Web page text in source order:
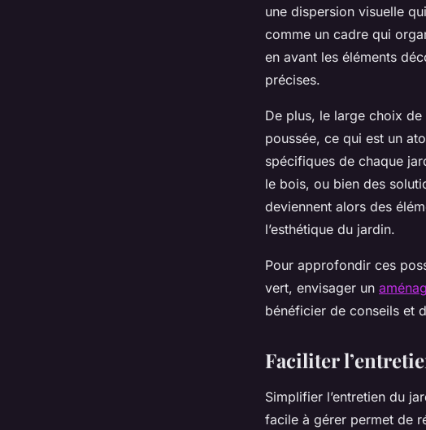
une dispersion visuelle
comme un cadre qui
en avant les éléments
précises.
De plus, le large choix
poussée, ce qui est un
spécifiques de chaque
le bois, ou bien des
deviennent alors des
l’esthétique du jardin.
Pour approfondir ces
vert, envisager un
bénéficier de conseils et
Faciliter
Simplifier l’entretien du
facile à gérer permet de